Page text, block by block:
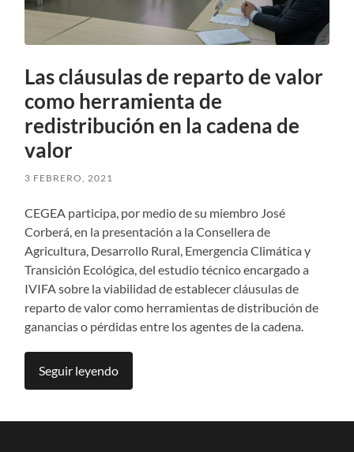
Las cláusulas de reparto de valor
como herramienta de
redistribución en la cadena de
valor
3 FEBRERO, 2021
CEGEA participa, por medio de su miembro José
Corberá, en la presentación a la Consellera de
Agricultura, Desarrollo Rural, Emergencia Climática y
Transición Ecológica, del estudio técnico encargado a
IVIFA sobre la viabilidad de establecer cláusulas de
reparto de valor como herramientas de distribución de
ganancias o pérdidas entre los agentes de la cadena.
Seguir leyendo